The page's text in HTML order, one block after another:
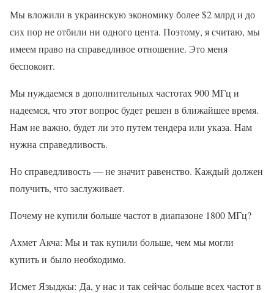
Мы вложили в украинскую экономику более $2 млрд и до
сих пор не отбили ни одного цента. Поэтому, я считаю, мы
имеем право на справедливое отношение. Это меня
беспокоит.
Мы нуждаемся в дополнительных частотах 900 МГц и
надеемся, что этот вопрос будет решен в ближайшее время.
Нам не важно, будет ли это путем тендера или указа. Нам
нужна справедливость.
Но справедливость — не значит равенство. Каждый должен
получить, что заслуживает.
Почему не купили больше частот в диапазоне 1800 МГц?
Ахмет Акча: Мы и так купили больше, чем мы могли
купить и было необходимо.
Исмет Языджы: Да, у нас и так сейчас больше всех частот в